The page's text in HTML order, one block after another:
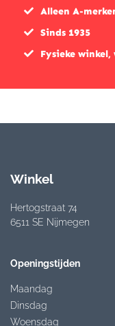
Alleen A-
Sinds 1935
Fysieke
Winkel
Hertogstraat 74
6511 SE Nijmegen
Openingstijden
Maandag
Dinsdag
Woensdag